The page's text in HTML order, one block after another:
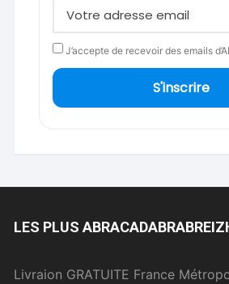
J’accepte de recevoir des emails
S'inscrire
LES PLUS
Livraion GRATUITE France